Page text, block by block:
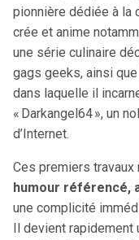
pionnière dédiée à la
crée et anime
une série culinaire
gags geeks, ainsi
dans laquelle il
« Darkangel64 », un
d’Internet.
Ces premiers
humour référencé,
une complicité
Il devient rapidement